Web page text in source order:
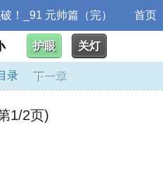
！_91 元帅篇（完） 首页
护眼 关灯
录 下一章
1/2页)